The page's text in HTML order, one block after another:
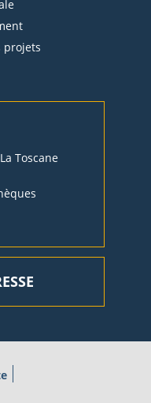
projets
Toscane